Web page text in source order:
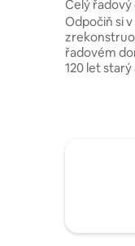
Celý řadový
Tbilisi
Odpočiň si
řadovém
120 let starý
z
typický
design a
střešní
posezením
skutečně